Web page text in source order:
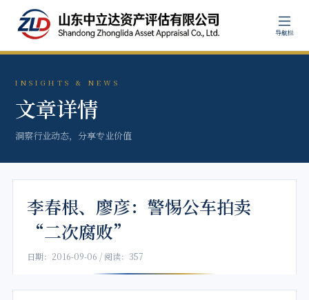
导航栏
INSIGHTS & NEWS
文章详情
洞察行业动态，分享专业价值
李春根、廖彦：警惕公车拍卖
“二次腐败”
日期：2016-09-06 / 阅读：357